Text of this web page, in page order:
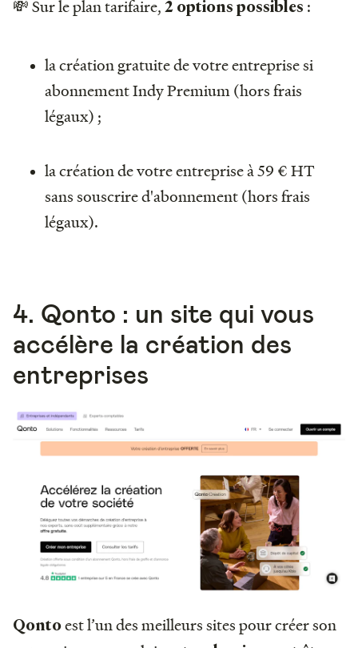
💸 Sur le plan tarifaire, 2 options possibles :
la création gratuite de votre entreprise si
abonnement Indy Premium (hors frais
légaux) ;
la création de votre entreprise à 59 € HT
sans souscrire d'abonnement (hors frais
légaux).
4. Qonto : un site qui vous
accélère la création des
entreprises
Qontoest l’un des meilleurs sites pour créer son